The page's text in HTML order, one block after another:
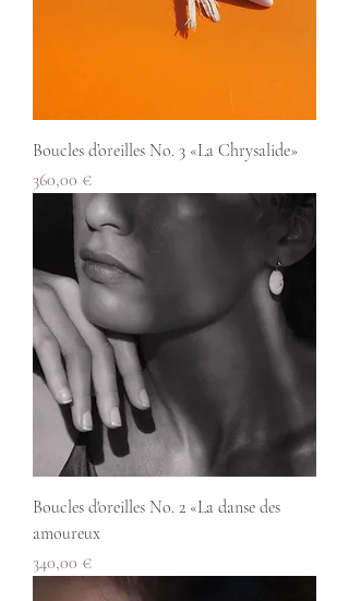
Boucles d’oreilles No. 3 «La Chrysalide»
Prix
360,00 €
Boucles d'oreilles No. 2 «La danse des
amoureux
Prix
340,00 €